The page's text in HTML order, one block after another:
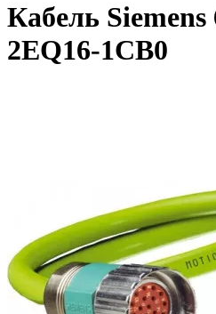
Кабель Siemens
2EQ16-1CB0